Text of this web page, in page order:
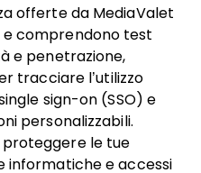
offerte da MediaValet
e comprendono test
e penetrazione,
tracciare l’utilizzo
sign-on (SSO) e
personalizzabili.
proteggere le tue
informatiche e accessi